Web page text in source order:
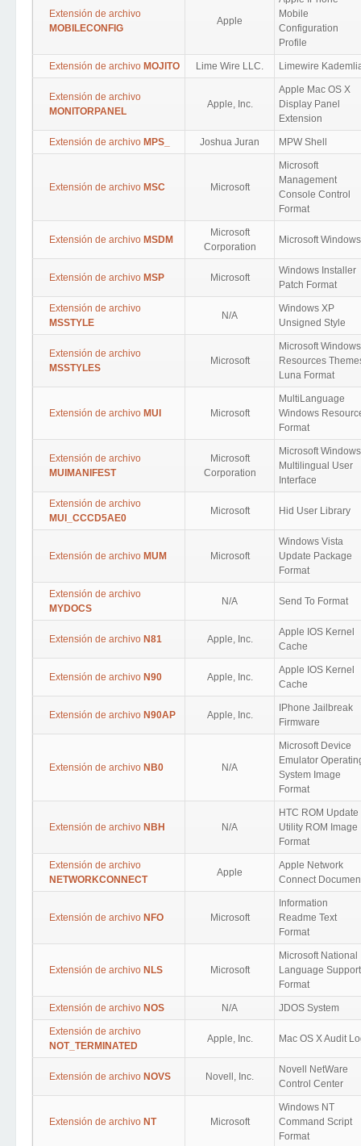
Extensión de archivo
MOBILECONFIG
Apple
Mobile
Configuration
Profile
Extensión de archivo MOJITO Lime Wire LLC. Limewire
Extensión de archivo
MONITORPANEL
Apple, Inc.
Apple Mac OS X
Display Panel
Extension
Extensión de archivo MPS_ Joshua Juran MPW Shell
Extensión de archivo MSC Microsoft
Microsoft
Management
Console Control
Format
Extensión de archivo MSDM
Microsoft
Corporation
Microsoft Windows
Extensión de archivo MSP Microsoft
Windows Installer
Patch Format
Extensión de archivo
MSSTYLE
N/A
Windows XP
Unsigned Style
Extensión de archivo
MSSTYLES
Microsoft
Microsoft Windows
Resources
Luna Format
Extensión de archivo MUI Microsoft
MultiLanguage
Windows
Format
Extensión de archivo
MUIMANIFEST
Microsoft
Corporation
Microsoft Windows
Multilingual User
Interface
Extensión de archivo
MUI_CCCD5AE0
Microsoft Hid User Library
Extensión de archivo MUM Microsoft
Windows Vista
Update Package
Format
Extensión de archivo
MYDOCS
N/A Send To Format
Extensión de archivo N81 Apple, Inc.
Apple IOS Kernel
Cache
Extensión de archivo N90 Apple, Inc.
Apple IOS Kernel
Cache
Extensión de archivo N90AP Apple, Inc.
IPhone Jailbreak
Firmware
Extensión de archivo NB0 N/A
Microsoft Device
Emulator
System Image
Format
Extensión de archivo NBH N/A
HTC ROM Update
Utility ROM Image
Format
Extensión de archivo
NETWORKCONNECT
Apple
Apple Network
Connect
Extensión de archivo NFO Microsoft
Information
Readme Text
Format
Extensión de archivo NLS Microsoft
Microsoft National
Language Support
Format
Extensión de archivo NOS N/A JDOS System
Extensión de archivo
NOT_TERMINATED
Apple, Inc. Mac OS X Audit
Extensión de archivo NOVS Novell, Inc.
Novell NetWare
Control Center
Extensión de archivo NT Microsoft
Windows NT
Command Script
Format